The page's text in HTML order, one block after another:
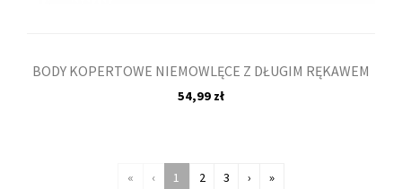
BODY KOPERTOWE NIEMOWLĘCE Z DŁUGIM RĘKAWEM
54,99 zł
« ‹ 1 2 3 › »